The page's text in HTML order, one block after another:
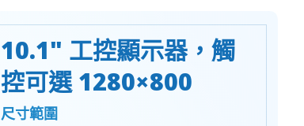
10.1" 工控顯示器，觸
控可選 1280×800
尺寸範圍